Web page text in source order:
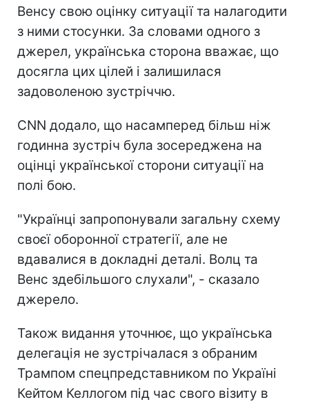
Венсу свою оцінку ситуації та налагодити
з ними стосунки. За словами одного з
джерел, українська сторона вважає, що
досягла цих цілей і залишилася
задоволеною зустріччю.
CNN додало, що насамперед більш ніж
годинна зустріч була зосереджена на
оцінці української сторони ситуації на
полі бою.
"Українці запропонували загальну схему
своєї оборонної стратегії, але не
вдавалися в докладні деталі. Волц та
Венс здебільшого слухали", - сказало
джерело.
Також видання уточнює, що українська
делегація не зустрічалася з обраним
Трампом спецпредставником по Україні
Кейтом Келлогом під час свого візиту в